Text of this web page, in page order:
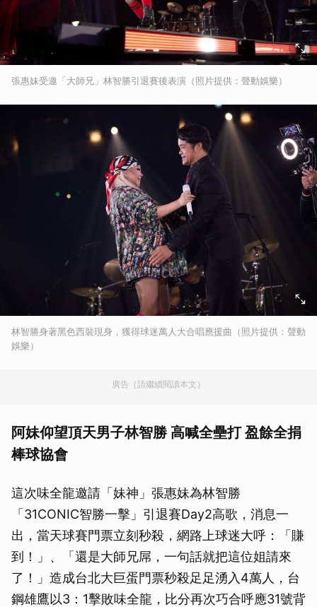
張惠妹受邀「大師兄」林智勝引退賽後表演（照片提供：聲動娛樂）
林智勝身著黑色西裝現身，獲得球迷萬人大合唱應援曲（照片提供：聲動
娛樂）
廣告（請繼續閱讀本文）
阿妹仰望頂天男子林智勝 高喊全壘打 盈餘全捐
棒球協會
這次味全龍邀請「妹神」張惠妹為林智勝
「31CONIC智勝一擊」引退賽Day2高歌，消息一
出，當天球賽門票立刻秒殺，網路上球迷大呼：「賺
到！」、「還是大師兄屌，一句話就把這位姐請來
了！」造成台北大巨蛋門票秒殺足足湧入4萬人，台
鋼雄鷹以3：1擊敗味全龍，比分再次巧合呼應31號背